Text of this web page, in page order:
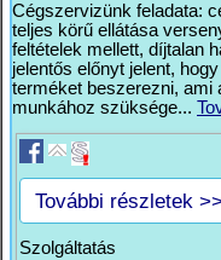
Cégszervizünk feladata:
teljes körű ellátása
feltételek mellett, díjtalan
jelentős előnyt jelent,
terméket beszerezni, ami
munkához szüksége...
További részletek
Szolgáltatás